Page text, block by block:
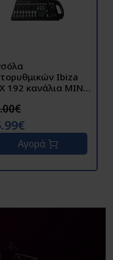
Ibiza
192 κανάλια MINI
Αγορά